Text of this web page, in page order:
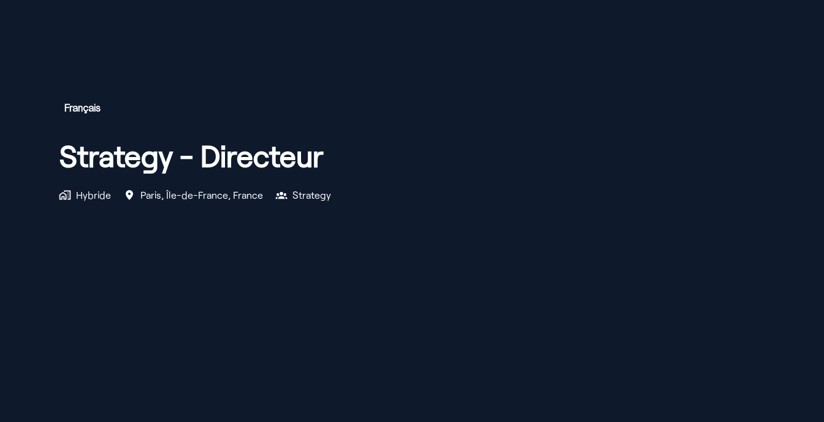
Français
Strategy - Directeur
Hybride Paris Île-de-France France Strategy